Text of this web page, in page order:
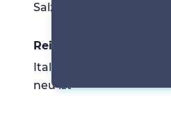
Salzachufer
Reiseziele
Italien, Kroatien,
neu ist